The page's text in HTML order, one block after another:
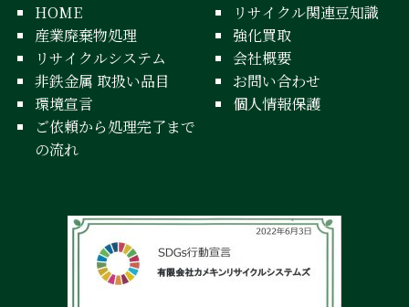
HOME
産業廃棄物処理
リサイクルシステム
非鉄金属 取扱い品目
環境宣言
ご依頼から処理完了まで
の流れ
リサイクル関連豆知識
強化買取
会社概要
お問い合わせ
個人情報保護